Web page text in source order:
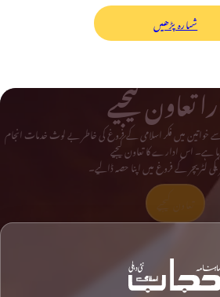
شمارہ پڑھیں
تعاون کیجیے
سے خواتین میں فکر اسلامی کے فروغ کی خاطر بے لوث خدمات انجام
ہے۔ اس ادارے کا تعاون کیجیے
لٹریچر کے فروغ میں اپنا حصہ ڈالیے۔